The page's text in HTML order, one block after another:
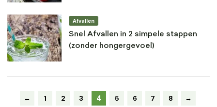
Afvallen
Snel Afvallen in 2 simpele stappen
(zonder hongergevoel)
← 1 2 3 4 5 6 7 8 →